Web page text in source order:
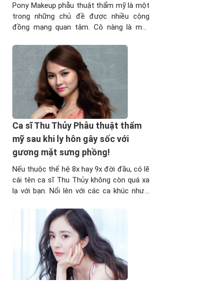
Pony Makeup phẫu thuật thẩm mỹ là một
trong những chủ đề được nhiều cộng
đồng mạng quan tâm. Cô nàng là một
makeup cho những tên tuổi nổi tiếng
hàng đầu của các sao Hàn Quốc. Cô
được mọi người khen bởi vẻ đẹp đằm
thắm ...
Ca sĩ Thu Thủy Phẫu thuật thẩm
mỹ sau khi ly hôn gây sốc với
gương mặt sưng phồng!
Nếu thuộc thế hệ 8x hay 9x đời đầu, có lẽ
cái tên ca sĩ Thu Thủy không còn quá xa
lạ với bạn. Nổi lên với các ca khúc như “
Thủy đã làm rất nhiều bạn trẻ thời ấy phải
xiêu lòng. Dưới đây, hãy ...